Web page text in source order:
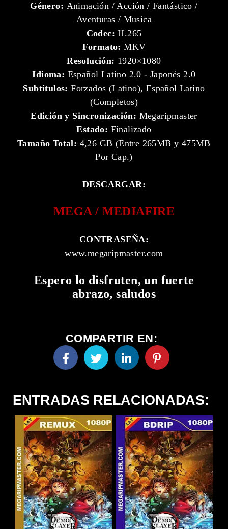
Género: Animación / Acción / Fantástico /
Aventuras / Musica
Codec: H.265
Formato:MKV
Resolución: 1920×1080
Idioma: Español Latino 2.0 - Japonés 2.0
Subtítulos: Forzados (Latino), Español Latino
(Completos)
Edición y Sincronización: Megaripmaster
Estado: Finalizado
Tamaño Total: 4,26 GB (Entre 265MB y 475MB
Por Cap.)
DESCARGAR:
MEGA / MEDIAFIRE
CONTRASEÑA:
www.megaripmaster.com
Espero lo disfruten, un fuerte
abrazo, saludos
COMPARTIR EN:
ENTRADAS RELACIONADAS: